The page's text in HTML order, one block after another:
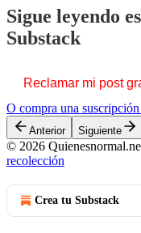
Sigue leyendo
Substack
Reclamar mi post
O compra una
Anterior Siguiente
© 2026
recolección
Crea tu Substack